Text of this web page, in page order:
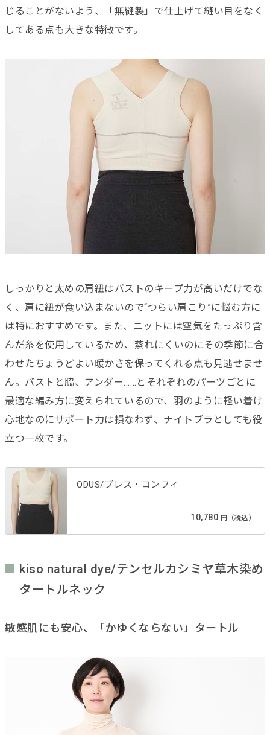
じることがないよう、「無縫製」で仕上げて縫い目をなく
してある点も大きな特徴です。
しっかりと太めの肩紐はバストのキープ力が高いだけでな
く、肩に紐が食い込まないので“つらい肩こり”に悩む方に
は特におすすめです。また、ニットには空気をたっぷり含
んだ糸を使用しているため、蒸れにくいのにその季節に合
わせたちょうどよい暖かさを保ってくれる点も見逃せませ
ん。バストと脇、アンダー……とそれぞれのパーツごとに
最適な編み方に変えられているので、羽のように軽い着け
心地なのにサポート力は損なわず、ナイトブラとしても役
立つ一枚です。
ODUS/ブレス・コンフィ
10,780 円（税込）
kiso natural dye/テンセルカシミヤ草木染め
タートルネック
敏感肌にも安心、「かゆくならない」タートル